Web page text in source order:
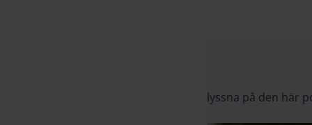
Vänligen
lyssna på den här